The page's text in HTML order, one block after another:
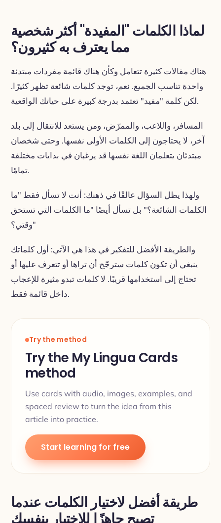
لماذا الكلمات "المفيدة" أكثر شخصية
مما يعترف به كثيرون؟
هناك مقالات كثيرة تتعامل وكأن هناك قائمة مفردات مبتدئة
واحدة تناسب الجميع. نعم، توجد كلمات شائعة تظهر كثيرًا.
لكن كلمة "مفيد" تعتمد بدرجة كبيرة على حياتك الواقعية.
المسافر، واللاعب، والممرّض، ومن يستعد للانتقال إلى بلد
آخر، لا يحتاجون إلى الكلمات الأولى نفسها. وحتى شخصان
مبتدئان يتعلمان اللغة نفسها قد يرغبان في بدايات مختلفة
تمامًا.
ولهذا يظل السؤال عالقًا في ذهنك: أنت لا تسأل فقط "ما
الكلمات الشائعة؟" بل تسأل أيضًا "ما الكلمات التي تستحق
وقتي؟"
والطريقة الأفضل للتفكير في هذا هي الآتي: أول كلماتك
ينبغي أن تكون كلمات سترجّح أن تراها أو تتعرف عليها أو
تحتاج إلى استخدامها قريبًا. لا كلمات تبدو مثيرة للإعجاب
داخل قائمة فقط.
Try the method
Try the My Lingua Cards
method
Use cards with audio, images, examples, and
spaced review to turn the idea from this
article into practice.
Start learning for free
طريقة أفضل لاختيار الكلمات عندما
تصبح جاهزًا للاختيار بنفسك